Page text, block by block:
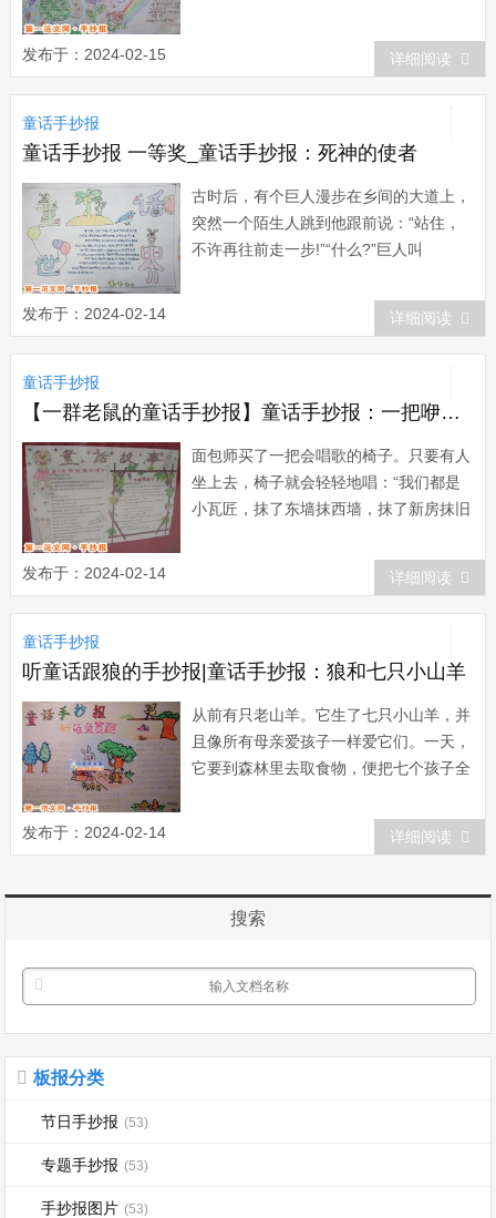
气。这时，他遇到一个胡子很长很长的老
先生。老先生对他说：“我知道你的一切
痛苦。让我来帮助你!这个袋子里有一百
发布于：2024-02-15 详细阅读
童话手抄报
童话手抄报 一等奖_童话手抄报：死神的使者
古时后，有个巨人漫步在乡间的大道上，
突然一个陌生人跳到他跟前说：“站住，
不许再往前走一步!”“什么?”巨人叫
捏死，你敢挡我的路?你是什么人，敢口
发布于：2024-02-14 详细阅读
童话手抄报
【一群老鼠的童话手抄报】童话手抄报：一把咿咿呀呀的椅子
面包师买了一把会唱歌的椅子。只要有人
坐上去，椅子就会轻轻地唱：“我们都是
小瓦匠，抹了东墙抹西墙，抹了新房抹旧
匠。”除了面包师，家里的其他人都不喜
欢椅子，更不喜欢一把咿咿呀呀的椅子。
没有办法，为了家人，面包师只好忍痛将
发布于：2024-02-14 详细阅读
童话手抄报
听童话跟狼的手抄报|童话手抄报：狼和七只小山羊
从前有只老山羊。它生了七只小山羊，并
且像所有母亲爱孩子一样爱它们。一天，
它要到森林里去取食物，便把七个孩子全
要到森林里去一下，你们一定要提防狼。
要是让狼进屋，它会把你们全部吃掉的
自己化装成...
发布于：2024-02-14 详细阅读
搜索
板报分类
节日手抄报 (53)
专题手抄报 (53)
手抄报图片 (53)